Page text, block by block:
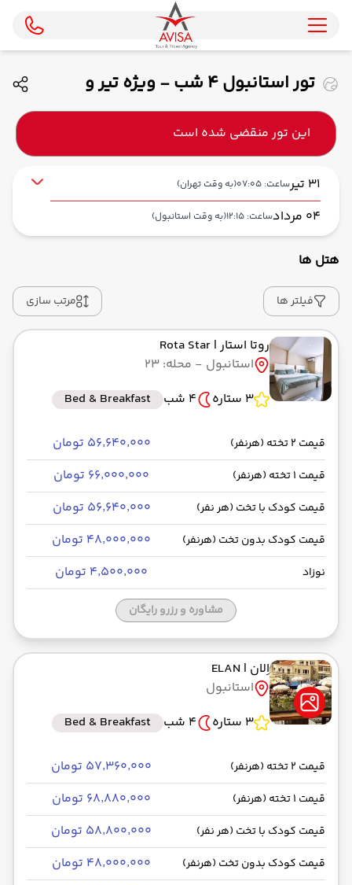
تور استانبول 4 شب - ویژه تیر و
مردادماه 1405 ( ماهان)
این تور منقضی شده است
31 تیر ساعت: 07:05 (به وقت تهران)
04 مرداد ساعت: 12:15 (به وقت استانبول)
حرکت از مبدا: 07:05
به فرودگاه جدید استانبول IST
رسیدن به مقصد : 08:00
ماهان -Economy
مدت سفر: 03:00
از فرودگاه جدید استانبول IST
حرکت از مبدا: 12:15
به فرودگاه بین‌المللی امام خمینی IKA
رسیدن به مقصد : 15:00
ماهان -Economy
هتل ها
فیلتر ها مرتب سازی
روتا استار| Rota Star
استانبول - محله: 23
3 ستاره
4 شب Bed & Breakfast
قیمت 2 تخته (هرنفر) ۵۶٬۶۴۰٬۰۰۰ تومان
قیمت 1 تخته (هرنفر) ۶۶٬۰۰۰٬۰۰۰ تومان
قیمت کودک با تخت (هر نفر) ۵۶٬۶۴۰٬۰۰۰ تومان
قیمت کودک بدون تخت (هرنفر) ۴۸٬۰۰۰٬۰۰۰ تومان
نوزاد ۴٬۵۰۰٬۰۰۰ تومان
مشاوره و رزرو رایگان
اِلان | ELAN
استانبول
3 ستاره
4 شب Bed & Breakfast
قیمت 2 تخته (هرنفر) ۵۷٬۳۶۰٬۰۰۰ تومان
قیمت 1 تخته (هرنفر) ۶۸٬۸۸۰٬۰۰۰ تومان
قیمت کودک با تخت (هر نفر) ۵۸٬۸۰۰٬۰۰۰ تومان
قیمت کودک بدون تخت (هرنفر) ۴۸٬۰۰۰٬۰۰۰ تومان